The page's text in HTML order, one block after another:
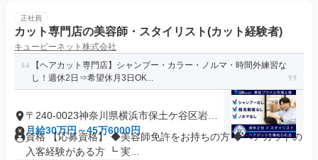
正社員
カット専門店の美容師・スタイリスト(カット経験者)
キュービーネット株式会社
【ヘアカット専門店】シャンプー・カラー・ノルマ・時間外練習な
し！週休2日⇒希望休月3日OK...
〒240-0023神奈川県横浜市保土ケ谷区岩井
町
月給30万円～45万6000円
資格 【応募資格】 ◆美容師免許をお持ちの方 ◆ヘアカットの
入客経験がある方 ┗ 実...